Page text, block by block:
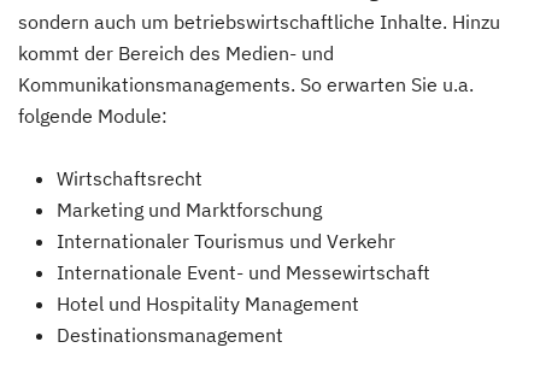
sondern auch um betriebswirtschaftliche Inhalte. Hinzu
kommt der Bereich des Medien- und
Kommunikationsmanagements. So erwarten Sie u.a.
folgende Module:
Wirtschaftsrecht
Marketing und Marktforschung
Internationaler Tourismus und Verkehr
Internationale Event- und Messewirtschaft
Hotel und Hospitality Management
Destinationsmanagement